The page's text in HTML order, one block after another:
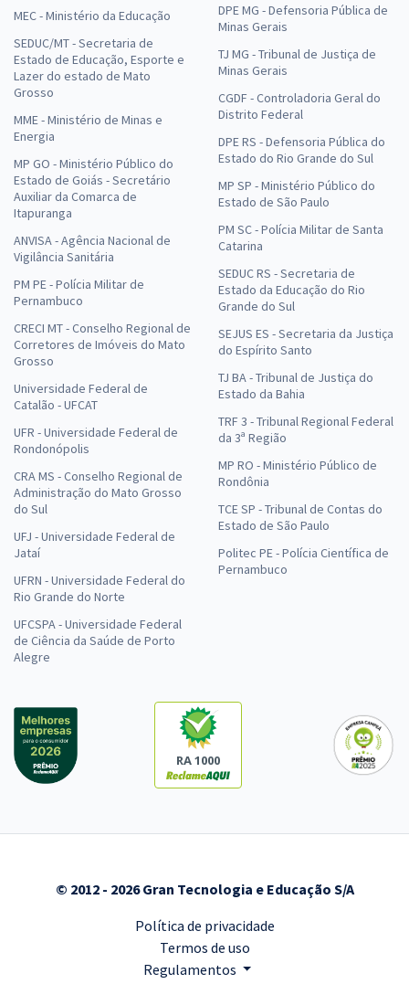
MEC - Ministério da Educação
SEDUC/MT - Secretaria de
Estado de Educação, Esporte e
Lazer do estado de Mato
Grosso
MME - Ministério de Minas e
Energia
MP GO - Ministério Público do
Estado de Goiás - Secretário
Auxiliar da Comarca de
Itapuranga
ANVISA - Agência Nacional de
Vigilância Sanitária
PM PE - Polícia Militar de
Pernambuco
CRECI MT - Conselho Regional de
Corretores de Imóveis do Mato
Grosso
Universidade Federal de
Catalão - UFCAT
UFR - Universidade Federal de
Rondonópolis
CRA MS - Conselho Regional de
Administração do Mato Grosso
do Sul
UFJ - Universidade Federal de
Jataí
UFRN - Universidade Federal do
Rio Grande do Norte
UFCSPA - Universidade Federal
de Ciência da Saúde de Porto
Alegre
DPE MG - Defensoria Pública de
Minas Gerais
TJ MG - Tribunal de Justiça de
Minas Gerais
CGDF - Controladoria Geral do
Distrito Federal
DPE RS - Defensoria Pública do
Estado do Rio Grande do Sul
MP SP - Ministério Público do
Estado de São Paulo
PM SC - Polícia Militar de Santa
Catarina
SEDUC RS - Secretaria de
Estado da Educação do Rio
Grande do Sul
SEJUS ES - Secretaria da Justiça
do Espírito Santo
TJ BA - Tribunal de Justiça do
Estado da Bahia
TRF 3 - Tribunal Regional Federal
da 3ª Região
MP RO - Ministério Público de
Rondônia
TCE SP - Tribunal de Contas do
Estado de São Paulo
Politec PE - Polícia Científica de
Pernambuco
RA 1000
© 2012 - 2026 Gran Tecnologia e Educação S/A
Política de privacidade
Termos de uso
Regulamentos